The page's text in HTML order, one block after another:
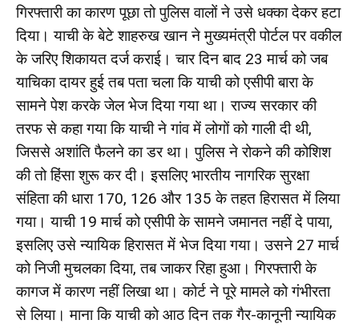
गिरफ्तारी का कारण पूछा तो पुलिस वालों ने उसे धक्का देकर हटा
दिया। याची के बेटे शाहरुख खान ने मुख्यमंत्री पोर्टल पर वकील
के जरिए शिकायत दर्ज कराई। चार दिन बाद 23 मार्च को जब
याचिका दायर हुई तब पता चला कि याची को एसीपी बारा के
सामने पेश करके जेल भेज दिया गया था। राज्य सरकार की
तरफ से कहा गया कि याची ने गांव में लोगों को गाली दी थी,
जिससे अशांति फैलने का डर था। पुलिस ने रोकने की कोशिश
की तो हिंसा शुरू कर दी। इसलिए भारतीय नागरिक सुरक्षा
संहिता की धारा 170, 126 और 135 के तहत हिरासत में लिया
गया। याची 19 मार्च को एसीपी के सामने जमानत नहीं दे पाया,
इसलिए उसे न्यायिक हिरासत में भेज दिया गया। उसने 27 मार्च
को निजी मुचलका दिया, तब जाकर रिहा हुआ। गिरफ्तारी के
कागज में कारण नहीं लिखा था। कोर्ट ने पूरे मामले को गंभीरता
से लिया। माना कि याची को आठ दिन तक गैर-कानूनी न्यायिक